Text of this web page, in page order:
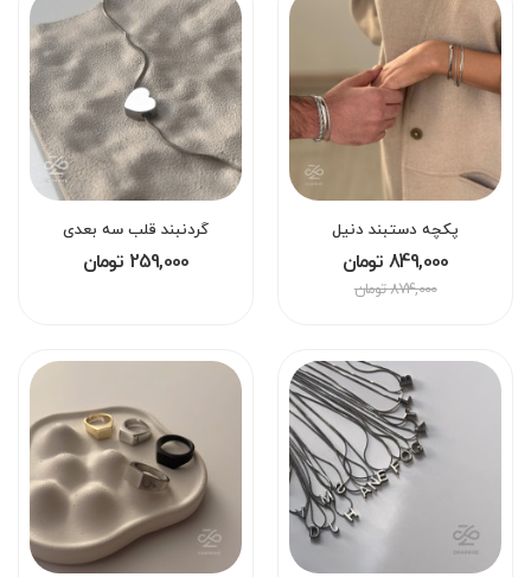
پکچه دستبند دنیل
849,000 تومان
874,000 تومان
گردنبند قلب سه بعدی
259,000 تومان